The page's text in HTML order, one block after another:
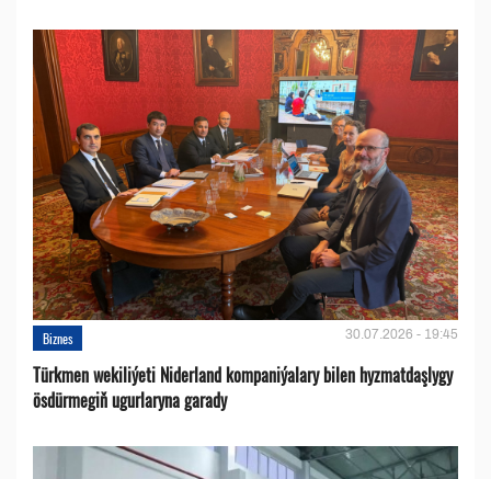
Biznes 30.07.2026 - 19:45
Türkmen wekiliýeti Niderland kompaniýalary bilen hyzmatdaşlygy
ösdürmegiň ugurlaryna garady